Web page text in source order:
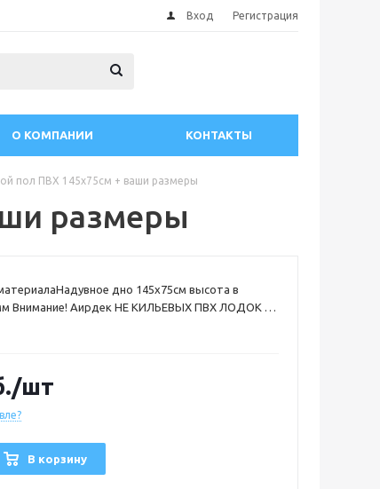
Вход Регистрация
О КОМПАНИИ КОНТАКТЫ
пол ПВХ 145х75см + ваши размеры
размеры
дно 145х75см высота в
Внимание! Аирдек НЕ КИЛЬЕВЫХ ПВХ ЛОДОК (
надувной киль)
/шт
В корзину